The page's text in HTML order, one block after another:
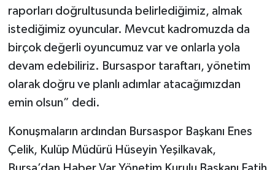
raporları doğrultusunda belirlediğimiz, almak
istediğimiz oyuncular. Mevcut kadromuzda da
birçok değerli oyuncumuz var ve onlarla yola
devam edebiliriz. Bursaspor taraftarı, yönetim
olarak doğru ve planlı adımlar atacağımızdan
emin olsun” dedi.
Konuşmaların ardından Bursaspor Başkanı Enes
Çelik, Kulüp Müdürü Hüseyin Yeşilkavak,